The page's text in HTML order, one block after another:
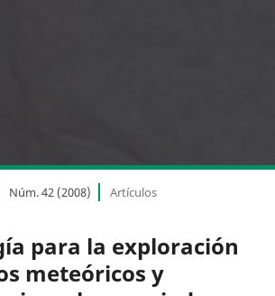
Núm. 42 (2008) Artículos
para la exploración
meteóricos y